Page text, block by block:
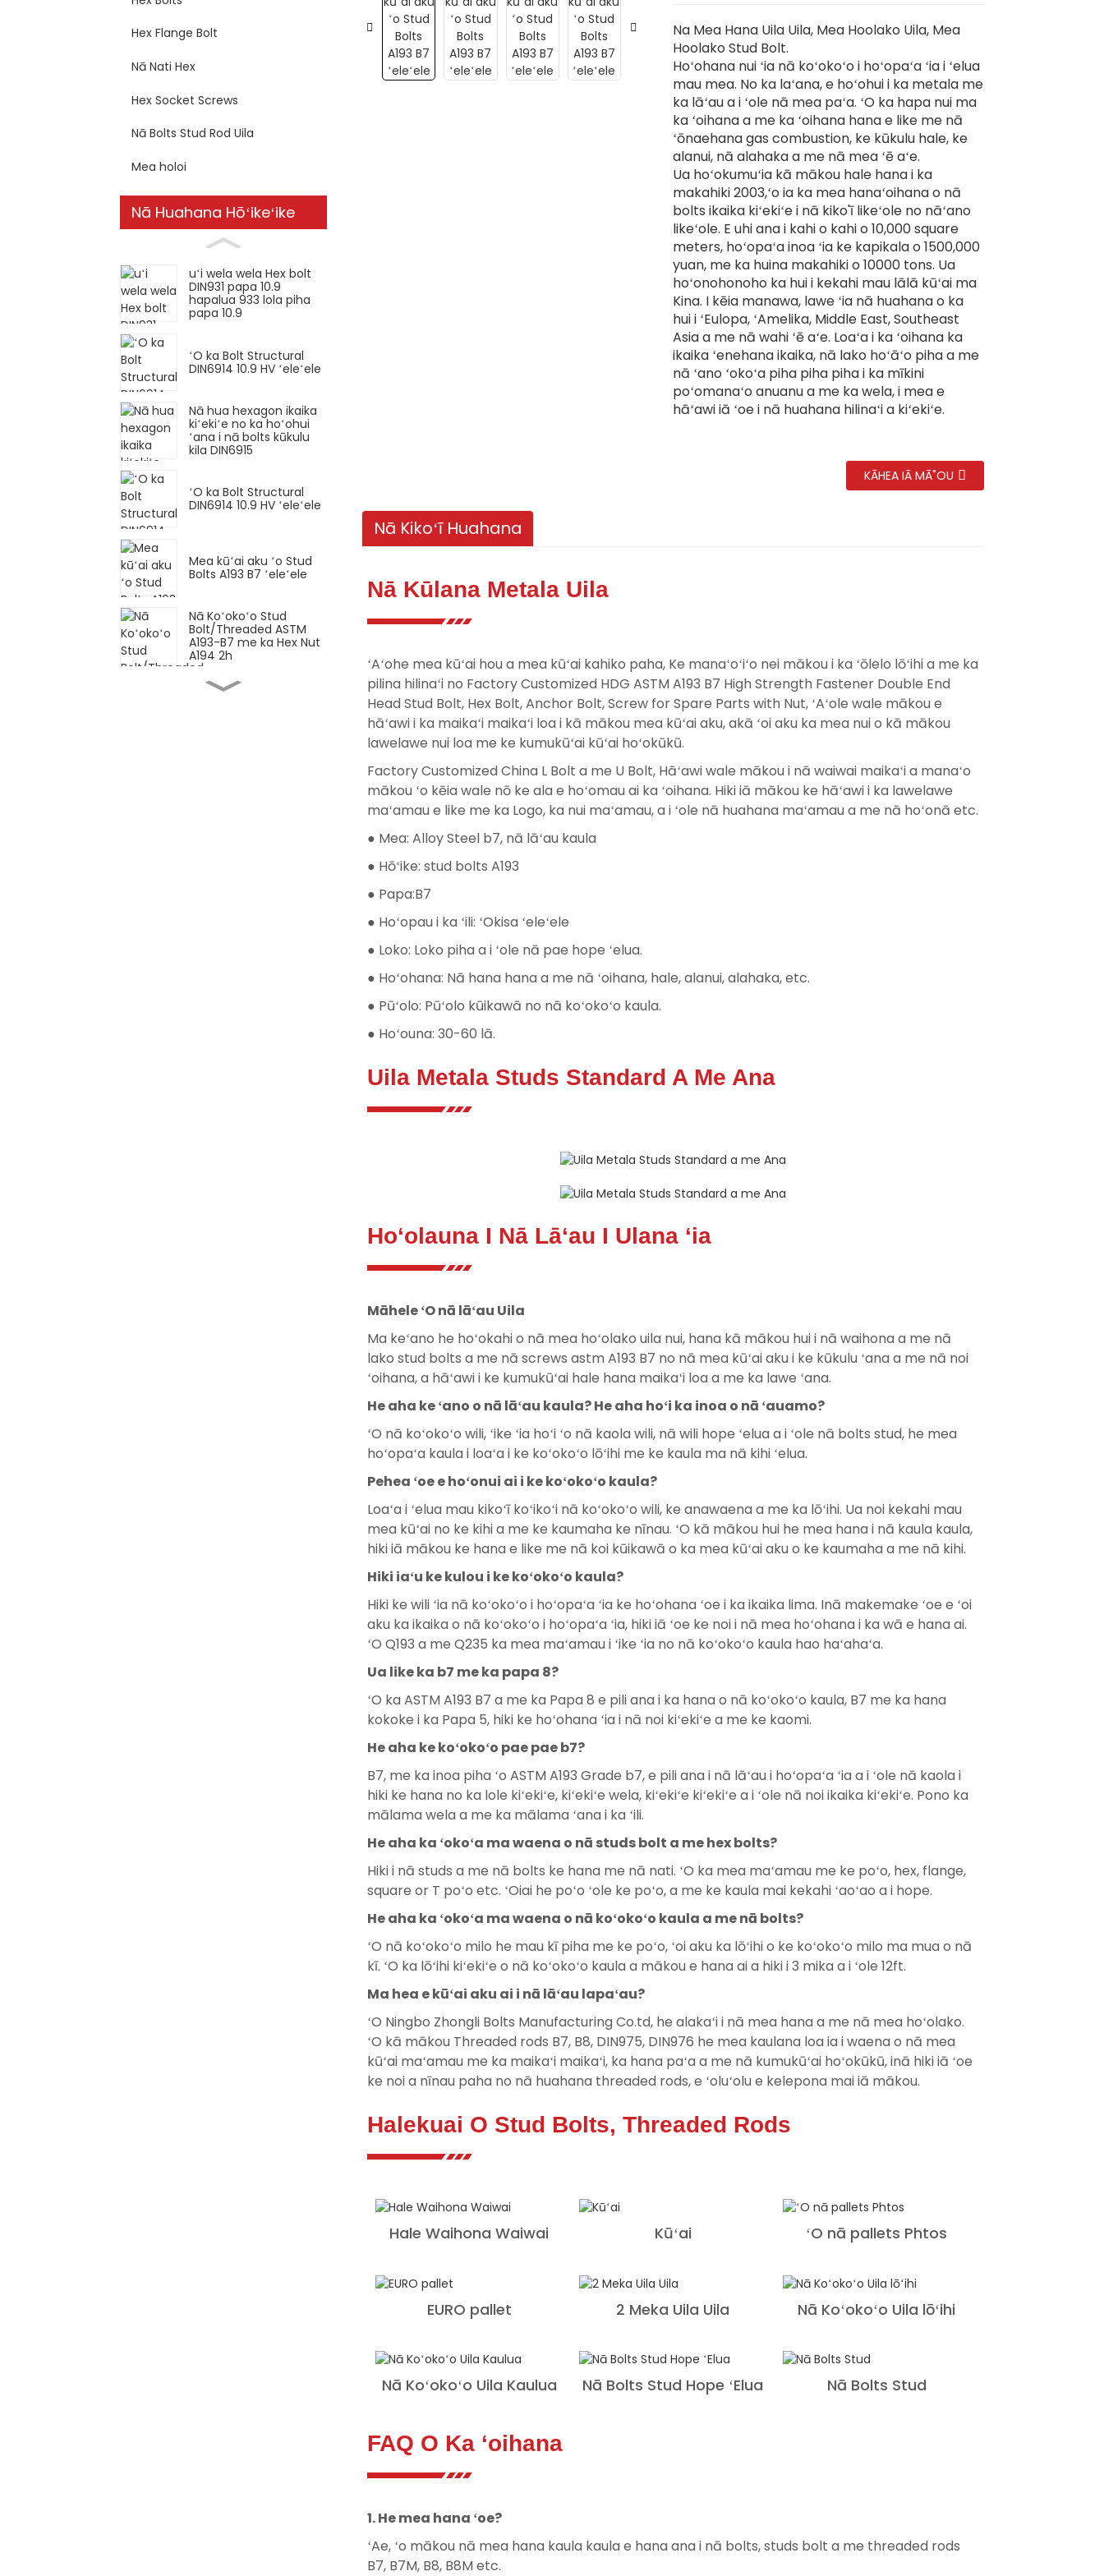
Hex Flange Bolt
Nā Nati Hex
Hex Socket Screws
Nā Bolts Stud Rod Uila
Mea holoi
Nā Huahana Hōʻikeʻike
uʻi wela wela Hex bolt
DIN931 papa 10.9
hapalua 933 lola piha
papa 10.9
ʻO ka Bolt Structural
DIN6914 10.9 HV ʻeleʻele
Nā hua hexagon ikaika
kiʻekiʻe no ka hoʻohui
ʻana i nā bolts kūkulu
kila DIN6915
ʻO ka Bolt Structural
DIN6914 10.9 HV ʻeleʻele
Mea kūʻai aku ʻo Stud
Bolts A193 B7 ʻeleʻele
Nā Koʻokoʻo Stud
Bolt/Threaded ASTM
A193-B7 me ka Hex Nut
A194 2h
Hexagon bolt Loko pitch
Na Mea Hana Uila Uila, Mea Hoolako Uila, Mea
Hoolako Stud Bolt.
Hoʻohana nui ʻia nā koʻokoʻo i hoʻopaʻa ʻia i ʻelua
mau mea. No ka laʻana, e hoʻohui i ka metala me
ka lāʻau a i ʻole nā ​​mea paʻa. ʻO ka hapa nui ma
ka ʻoihana a me ka ʻoihana hana e like me nā
ʻōnaehana gas combustion, ke kūkulu hale, ke
alanui, nā alahaka a me nā mea ʻē aʻe.
Ua hoʻokumuʻia kā mākou hale hana i ka
makahiki 2003,ʻo ia ka mea hanaʻoihana o nā
bolts ikaika kiʻekiʻe i nā kiko'ī likeʻole no nāʻano
likeʻole. E uhi ana i kahi o kahi o 10,000 square
meters, hoʻopaʻa inoa ʻia ke kapikala o 1500,000
yuan, me ka huina makahiki o 10000 tons. Ua
hoʻonohonoho ka hui i kekahi mau lālā kūʻai ma
Kina. I kēia manawa, lawe ʻia nā huahana o ka
hui i ʻEulopa, ʻAmelika, Middle East, Southeast
Asia a me nā wahi ʻē aʻe. Loaʻa i ka ʻoihana ka
ikaika ʻenehana ikaika, nā lako hoʻāʻo piha a me
nā ʻano ʻokoʻa piha piha piha i ka mīkini
poʻomanaʻo anuanu a me ka wela, i mea e
hāʻawi iā ʻoe i nā huahana hilinaʻi a kiʻekiʻe.
KĀHEA IĀ MĀ˚OU
Nā Kikoʻī Huahana
Nā Kūlana Metala Uila
ʻAʻohe mea kūʻai hou a mea kūʻai kahiko paha, Ke manaʻoʻiʻo nei mākou i ka ʻōlelo lōʻihi a me ka
pilina hilinaʻi no Factory Customized HDG ASTM A193 B7 High Strength Fastener Double End
Head Stud Bolt, Hex Bolt, Anchor Bolt, Screw for Spare Parts with Nut, ʻAʻole wale mākou e
hāʻawi i ka maikaʻi maikaʻi loa i kā mākou mea kūʻai aku, akā ʻoi aku ka mea nui o kā mākou
lawelawe nui loa me ke kumukūʻai kūʻai hoʻokūkū.
Factory Customized China L Bolt a me U Bolt, Hāʻawi wale mākou i nā waiwai maikaʻi a manaʻo
mākou ʻo kēia wale nō ke ala e hoʻomau ai ka ʻoihana. Hiki iā mākou ke hāʻawi i ka lawelawe
maʻamau e like me ka Logo, ka nui maʻamau, a i ʻole nā ​​​​huahana maʻamau a me nā hoʻonā etc.
● Mea: Alloy Steel b7, nā lāʻau kaula
● Hōʻike: stud bolts A193
● Papa:B7
● Hoʻopau i ka ʻili: ʻOkisa ʻeleʻele
● Loko: Loko piha a i ʻole nā ​​pae hope ʻelua.
● Hoʻohana: Nā hana hana a me nā ʻoihana, hale, alanui, alahaka, etc.
● Pūʻolo: Pūʻolo kūikawā no nā koʻokoʻo kaula.
● Hoʻouna: 30-60 lā.
Uila Metala Studs Standard A Me Ana
Hoʻolauna I Nā Lāʻau I Ulana ʻia
Māhele ʻO nā lāʻau Uila
Ma keʻano he hoʻokahi o nā mea hoʻolako uila nui, hana kā mākou hui i nā waihona a me nā
lako stud bolts a me nā screws astm A193 B7 no nā mea kūʻai aku i ke kūkulu ʻana a me nā noi
ʻoihana, a hāʻawi i ke kumukūʻai hale hana maikaʻi loa a me ka lawe ʻana.
He aha ke ʻano o nā lāʻau kaula? He aha hoʻi ka inoa o nā ʻauamo?
ʻO nā koʻokoʻo wili, ʻike ʻia hoʻi ʻo nā kaola wili, nā wili hope ʻelua a i ʻole nā ​​bolts stud, he mea
hoʻopaʻa kaula i loaʻa i ke koʻokoʻo lōʻihi me ke kaula ma nā kihi ʻelua.
Pehea ʻoe e hoʻonui ai i ke koʻokoʻo kaula?
Loaʻa i ʻelua mau kikoʻī koʻikoʻi nā koʻokoʻo wili, ke anawaena a me ka lōʻihi. Ua noi kekahi mau
mea kūʻai no ke kihi a me ke kaumaha ke nīnau. ʻO kā mākou hui he mea hana i nā kaula kaula,
hiki iā mākou ke hana e like me nā koi kūikawā o ka mea kūʻai aku o ke kaumaha a me nā kihi.
Hiki iaʻu ke kulou i ke koʻokoʻo kaula?
Hiki ke wili ʻia nā koʻokoʻo i hoʻopaʻa ʻia ke hoʻohana ʻoe i ka ikaika lima. Inā makemake ʻoe e ʻoi
aku ka ikaika o nā koʻokoʻo i hoʻopaʻa ʻia, hiki iā ʻoe ke noi i nā mea hoʻohana i ka wā e hana ai.
ʻO Q193 a me Q235 ka mea maʻamau i ʻike ʻia no nā koʻokoʻo kaula hao haʻahaʻa.
Ua like ka b7 me ka papa 8?
ʻO ka ASTM A193 B7 a me ka Papa 8 e pili ana i ka hana o nā koʻokoʻo kaula, B7 me ka hana
kokoke i ka Papa 5, hiki ke hoʻohana ʻia i nā noi kiʻekiʻe a me ke kaomi.
He aha ke koʻokoʻo pae pae b7?
B7, me ka inoa piha ʻo ASTM A193 Grade b7, e pili ana i nā lāʻau i hoʻopaʻa ʻia a i ʻole nā ​​​​kaola i
hiki ke hana no ka lole kiʻekiʻe, kiʻekiʻe wela, kiʻekiʻe kiʻekiʻe a i ʻole nā ​​noi ikaika kiʻekiʻe. Pono ka
mālama wela a me ka mālama ʻana i ka ʻili.
He aha ka ʻokoʻa ma waena o nā studs bolt a me hex bolts?
Hiki i nā studs a me nā bolts ke hana me nā nati. ʻO ka mea maʻamau me ke poʻo, hex, flange,
square or T poʻo etc. ʻOiai he poʻo ʻole ke poʻo, a me ke kaula mai kekahi ʻaoʻao a i hope.
He aha ka ʻokoʻa ma waena o nā koʻokoʻo kaula a me nā bolts?
ʻO nā koʻokoʻo milo he mau kī piha me ke poʻo, ʻoi aku ka lōʻihi o ke koʻokoʻo milo ma mua o nā
kī. ʻO ka lōʻihi kiʻekiʻe o nā koʻokoʻo kaula a mākou e hana ai a hiki i 3 mika a i ʻole 12ft.
Ma hea e kūʻai aku ai i nā lāʻau lapaʻau?
ʻO Ningbo Zhongli Bolts Manufacturing Co.td, he alakaʻi i nā mea hana a me nā mea hoʻolako.
ʻO kā mākou Threaded rods B7, B8, DIN975, DIN976 he mea kaulana loa ia i waena o nā mea
kūʻai maʻamau me ka maikaʻi maikaʻi, ka hana paʻa a me nā kumukūʻai hoʻokūkū, inā hiki iā ʻoe
ke noi a nīnau paha no nā huahana threaded rods, e ʻoluʻolu e kelepona mai iā mākou.
Halekuai O Stud Bolts, Threaded Rods
Hale Waihona Waiwai Kūʻai ʻO nā pallets Phtos
EURO pallet 2 Meka Uila Uila Nā Koʻokoʻo Uila lōʻihi
Nā Koʻokoʻo Uila Kaulua Nā Bolts Stud Hope ʻElua Nā Bolts Stud
FAQ O Ka ʻoihana
1. He mea hana ʻoe?
ʻAe, ʻo mākou nā mea hana kaula kaula e hana ana i nā bolts, studs bolt a me threaded rods
B7, B7M, B8, B8M etc.